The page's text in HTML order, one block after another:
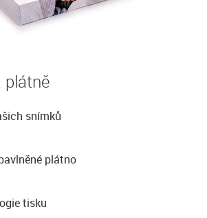
plátně
snímků
plátno
tisku